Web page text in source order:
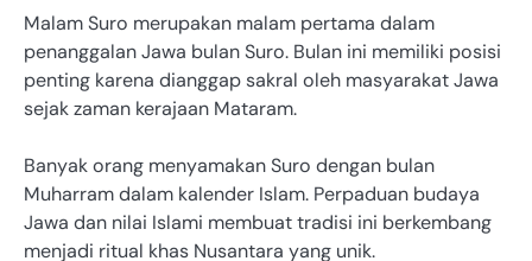
Malam Suro merupakan malam pertama dalam
penanggalan Jawa bulan Suro. Bulan ini memiliki posisi
penting karena dianggap sakral oleh masyarakat Jawa
sejak zaman kerajaan Mataram.
Banyak orang menyamakan Suro dengan bulan
Muharram dalam kalender Islam. Perpaduan budaya
Jawa dan nilai Islami membuat tradisi ini berkembang
menjadi ritual khas Nusantara yang unik.